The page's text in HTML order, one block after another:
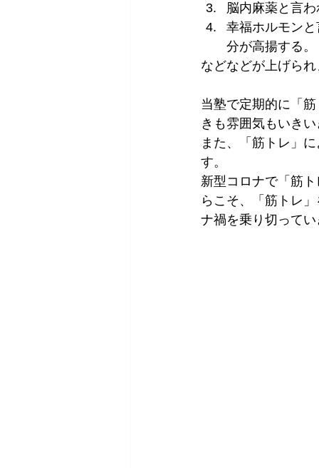
脳内麻薬と言
幸福ホルモン
分が高揚する。
などなどが上げら
当塾で定期的に「
きも雰囲気もいき
また、「筋トレ」
す。
新型コロナで「筋
らこそ、「筋トレ
ナ禍を乗り切って